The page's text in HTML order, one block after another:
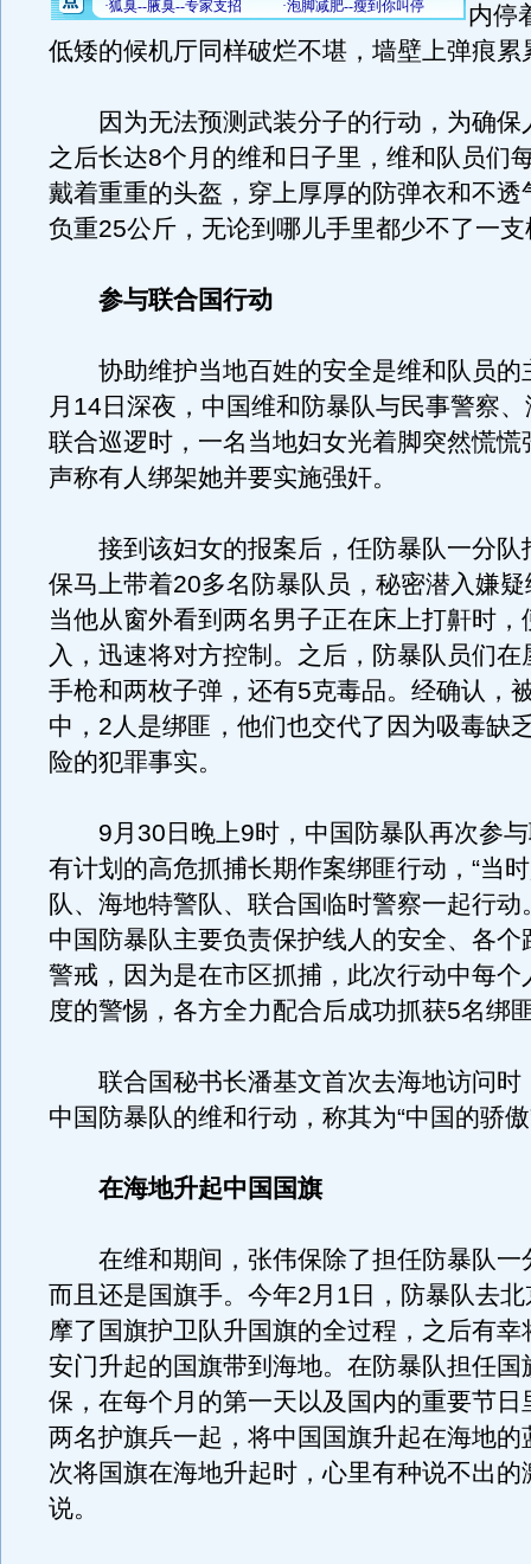
内停
低矮的候机厅同样破烂不堪，墙壁上弹痕累
因为无法预测武装分子的行动，为确保
之后长达8个月的维和日子里，维和队员们
戴着重重的头盔，穿上厚厚的防弹衣和不透
负重25公斤，无论到哪儿手里都少不了一支
参与联合国行动
协助维护当地百姓的安全是维和队员的
月14日深夜，中国维和防暴队与民事警察
联合巡逻时，一名当地妇女光着脚突然慌慌
声称有人绑架她并要实施强奸。
接到该妇女的报案后，任防暴队一分队
保马上带着20多名防暴队员，秘密潜入嫌
当他从窗外看到两名男子正在床上打鼾时，
入，迅速将对方控制。之后，防暴队员们在
手枪和两枚子弹，还有5克毒品。经确认，
中，2人是绑匪，他们也交代了因为吸毒缺
险的犯罪事实。
9月30日晚上9时，中国防暴队再次参与
有计划的高危抓捕长期作案绑匪行动，“当
队、海地特警队、联合国临时警察一起行动
中国防暴队主要负责保护线人的安全、各个
警戒，因为是在市区抓捕，此次行动中每个
度的警惕，各方全力配合后成功抓获5名绑
联合国秘书长潘基文首次去海地访问时
中国防暴队的维和行动，称其为“中国的骄傲
在海地升起中国国旗
在维和期间，张伟保除了担任防暴队一
而且还是国旗手。今年2月1日，防暴队去
摩了国旗护卫队升国旗的全过程，之后有幸
安门升起的国旗带到海地。在防暴队担任国
保，在每个月的第一天以及国内的重要节日
两名护旗兵一起，将中国国旗升起在海地的
次将国旗在海地升起时，心里有种说不出的
说。